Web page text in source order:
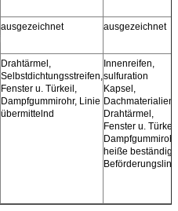
ausgezeichnet ausgezeichnet
Drahtärmel,
Selbstdichtungsstreifen,
Fenster u. Türkeil,
Dampfgummirohr, Linie
übermittelnd
Innenreifen,
sulfuration
Kapsel,
Dachmaterialien,
Drahtärmel,
Fenster u.
heiße beständige